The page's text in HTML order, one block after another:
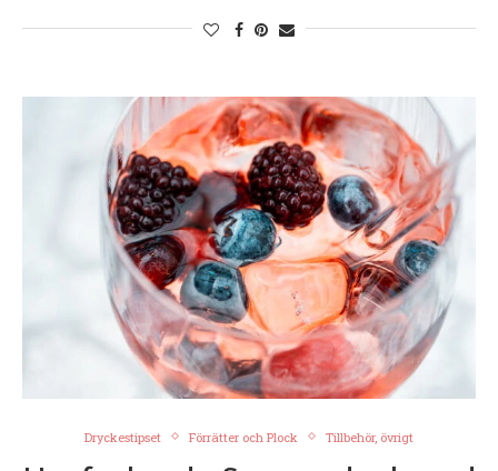
Dryckestipset Förrätter och Plock Tillbehör, övrigt